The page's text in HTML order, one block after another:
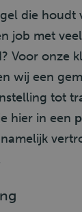
die houdt
job met veel
Voor onze
wij een
tot
hier in een